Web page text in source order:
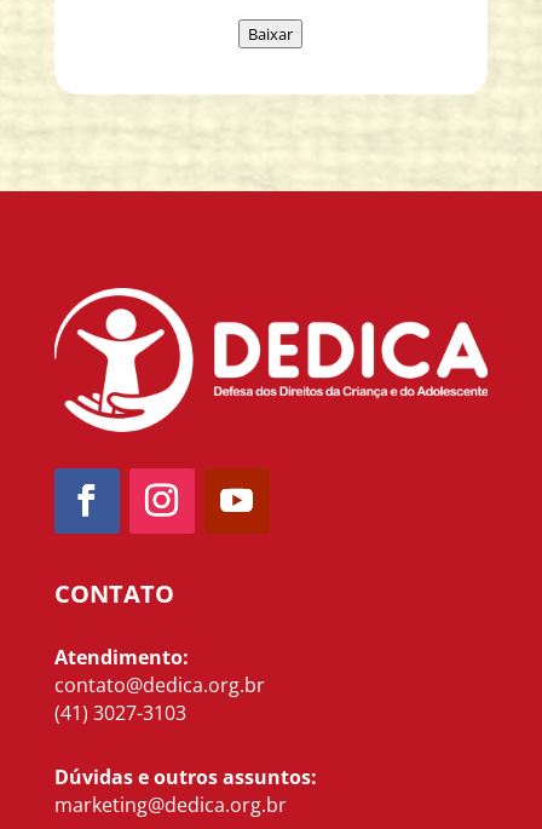
Baixar
CONTATO
Atendimento:
contato@dedica.org.br
(41) 3027-3103
Dúvidas e outros assuntos:
marketing@dedica.org.br